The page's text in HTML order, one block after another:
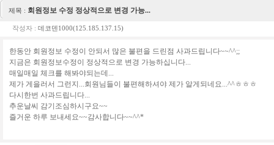
제목 : 회원정보 수정 정상적으로 변경 가능...
작성자 : 데코덴1000(125.185.137.15)
한동안 회원정보 수정이 안되서 많은 불편을 드린점 사과드립니다~~^^;;
지금은 회원정보수정이 정상적으로 변경 가능하십니다...
매일매일 체크를 해봐야되는데...
제가 게을러서 그런지...회원님들이 불편해하셔야 제가 알게되네요...^^ㅎㅎㅎ
다시한번 사과드립니다...
추운날씨 감기조심하시구요~~
즐거운 하루 보내세요~~감사합니다~~^^*